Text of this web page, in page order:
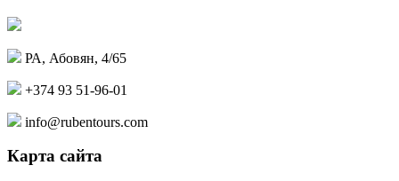
РА, Абовян, 4/65
+374 93 51-96-01
info@rubentours.com
Карта сайта